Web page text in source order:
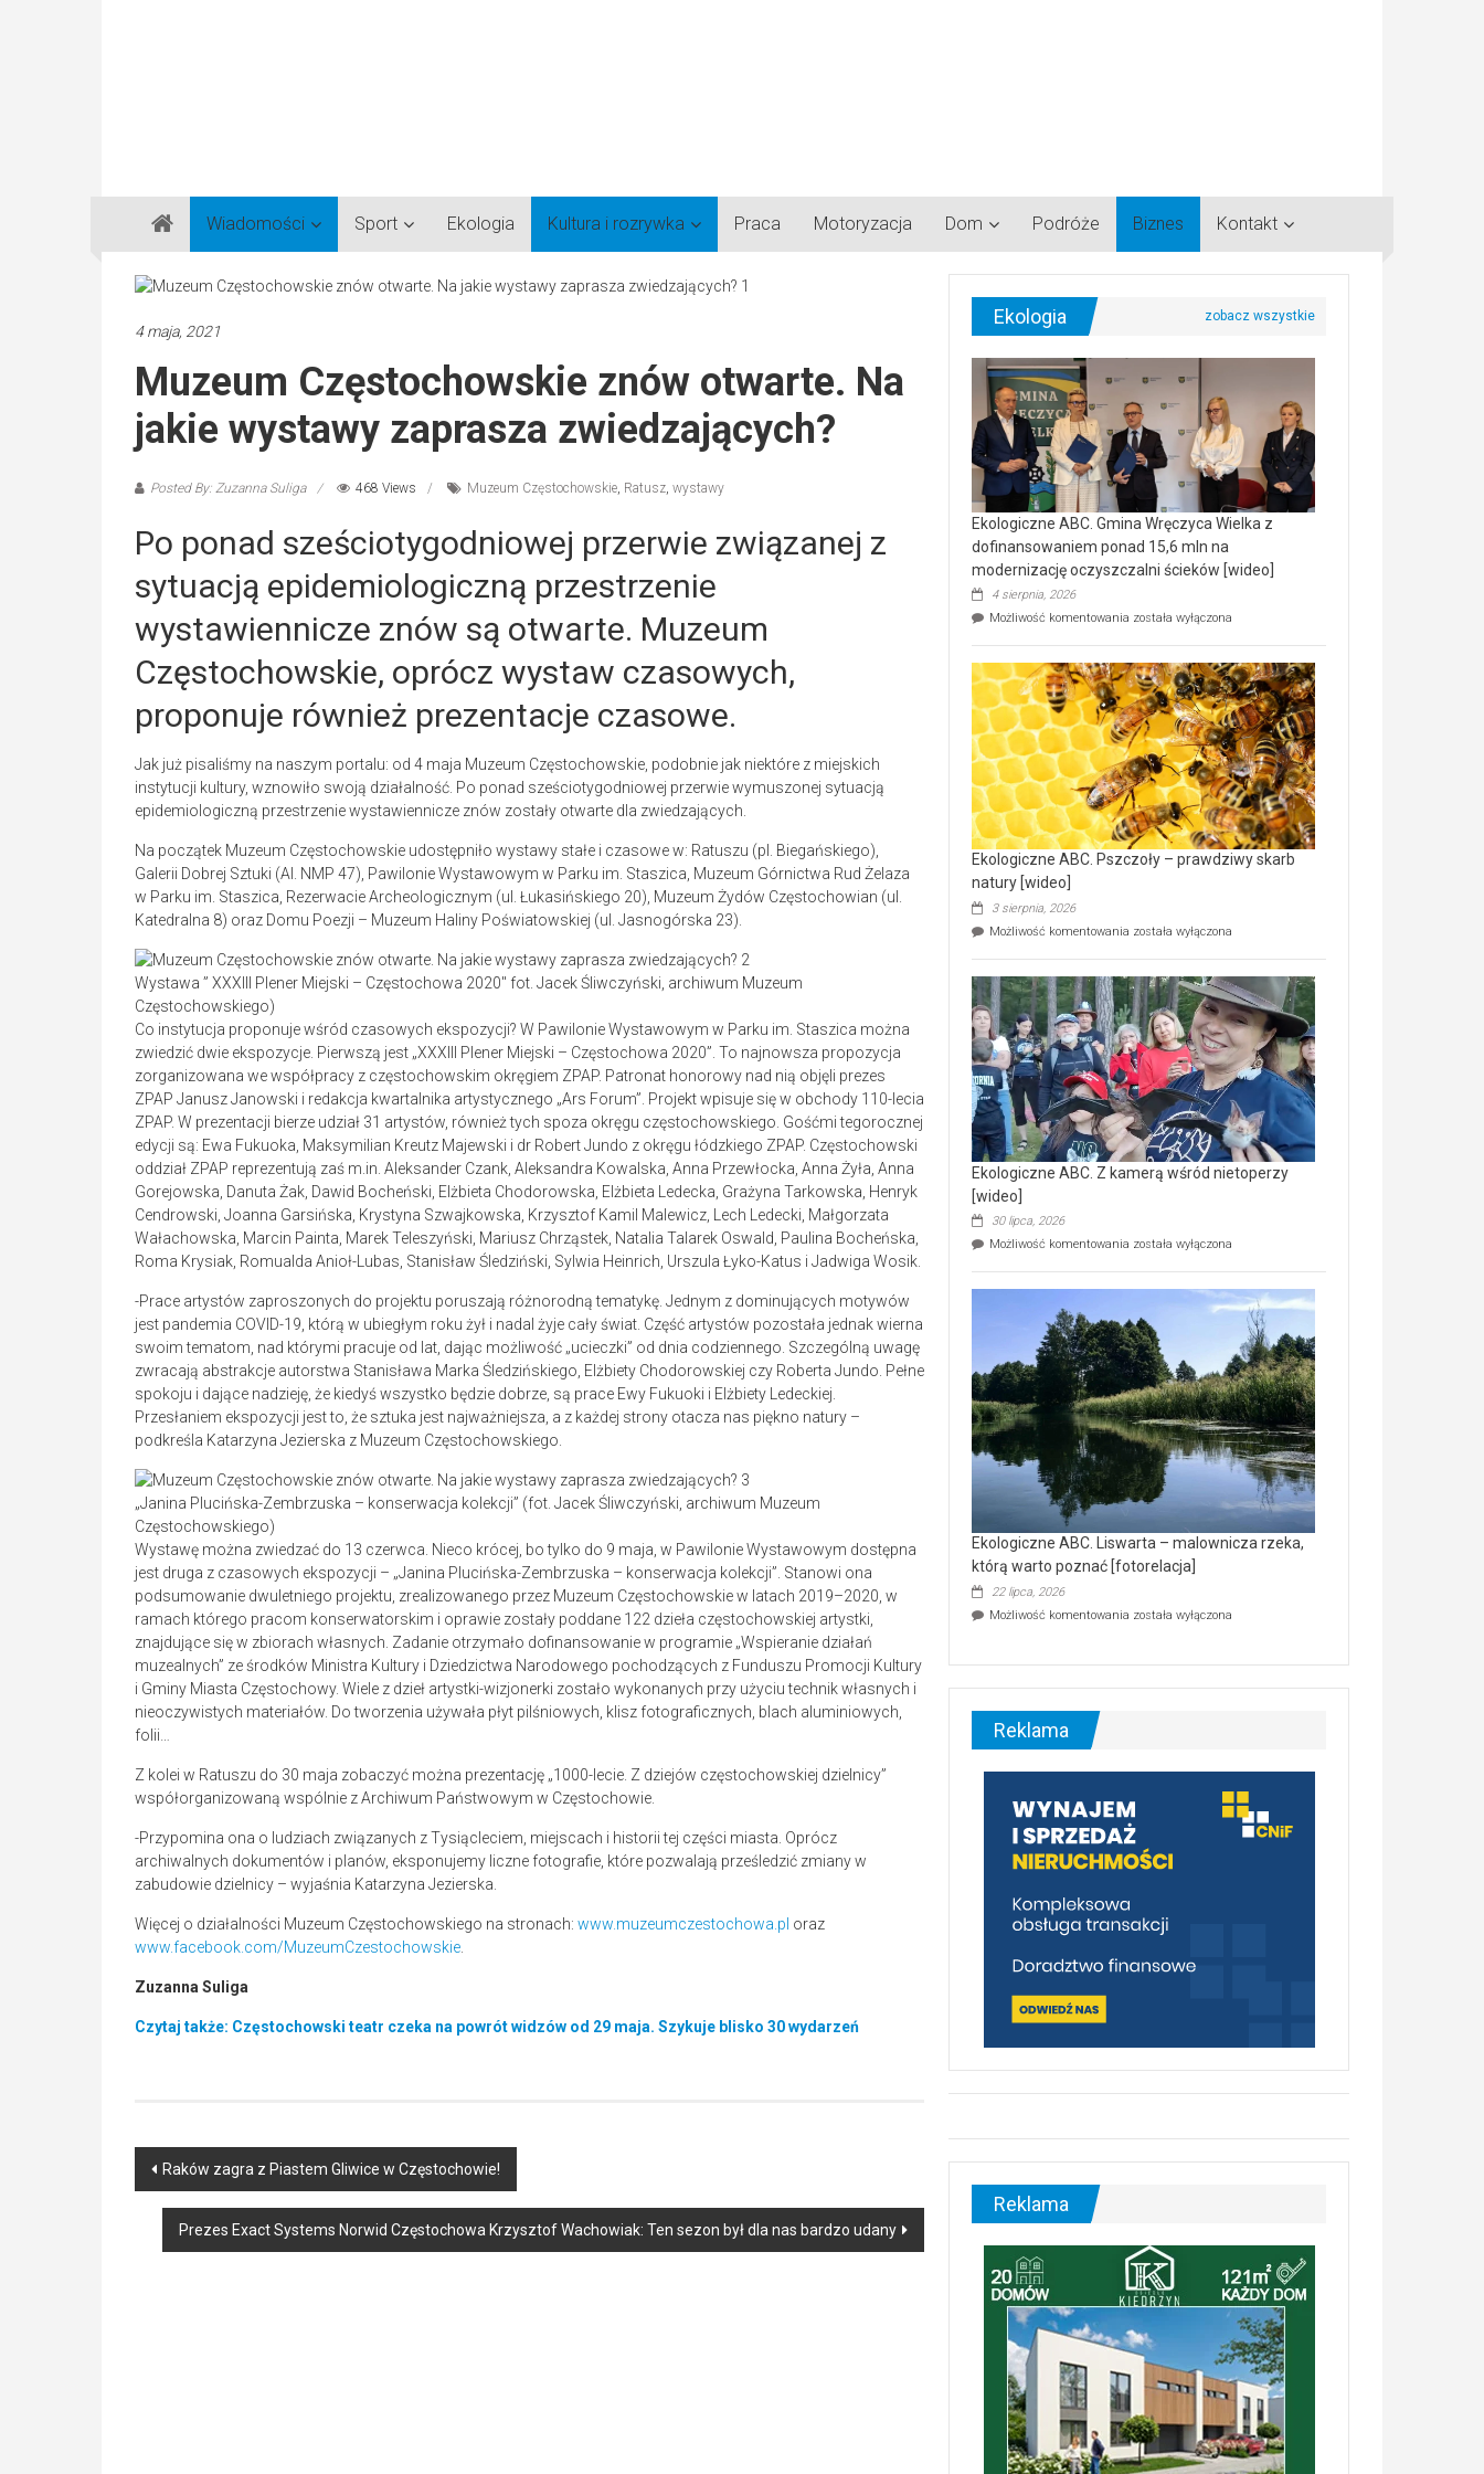
Gazeta
Regionalna
Częstochowa,
Lubliniec,
Wiadomości Sport Ekologia Kultura i rozrywka Praca Motoryzacja Dom Podróże Biznes Kontakt
4 maja, 2021
Muzeum Częstochowskie znów otwarte. Na
jakie wystawy zaprasza zwiedzających?
Posted By: Zuzanna Suliga 468 Views Muzeum Częstochowskie, Ratusz, wystawy
Po ponad sześciotygodniowej przerwie związanej z
sytuacją epidemiologiczną przestrzenie
wystawiennicze znów są otwarte. Muzeum
Częstochowskie, oprócz wystaw czasowych,
proponuje również prezentacje czasowe.
Jak już pisaliśmy na naszym portalu: od 4 maja Muzeum Częstochowskie, podobnie jak niektóre z miejskich
instytucji kultury, wznowiło swoją działalność. Po ponad sześciotygodniowej przerwie wymuszonej sytuacją
epidemiologiczną przestrzenie wystawiennicze znów zostały otwarte dla zwiedzających.
Na początek Muzeum Częstochowskie udostępniło wystawy stałe i czasowe w: Ratuszu (pl. Biegańskiego),
Galerii Dobrej Sztuki (Al. NMP 47), Pawilonie Wystawowym w Parku im. Staszica, Muzeum Górnictwa Rud Żelaza
w Parku im. Staszica, Rezerwacie Archeologicznym (ul. Łukasińskiego 20), Muzeum Żydów Częstochowian (ul.
Katedralna 8) oraz Domu Poezji – Muzeum Haliny Poświatowskiej (ul. Jasnogórska 23).
Wystawa ” XXXIII Plener Miejski – Częstochowa 2020″ fot. Jacek Śliwczyński, archiwum Muzeum
Częstochowskiego)
Co instytucja proponuje wśród czasowych ekspozycji? W Pawilonie Wystawowym w Parku im. Staszica można
zwiedzić dwie ekspozycje. Pierwszą jest „XXXIII Plener Miejski – Częstochowa 2020”. To najnowsza propozycja
zorganizowana we współpracy z częstochowskim okręgiem ZPAP. Patronat honorowy nad nią objęli prezes
ZPAP Janusz Janowski i redakcja kwartalnika artystycznego „Ars Forum”. Projekt wpisuje się w obchody 110-lecia
ZPAP. W prezentacji bierze udział 31 artystów, również tych spoza okręgu częstochowskiego. Gośćmi tegorocznej
edycji są: Ewa Fukuoka, Maksymilian Kreutz Majewski i dr Robert Jundo z okręgu łódzkiego ZPAP. Częstochowski
oddział ZPAP reprezentują zaś m.in. Aleksander Czank, Aleksandra Kowalska, Anna Przewłocka, Anna Żyła, Anna
Gorejowska, Danuta Żak, Dawid Bocheński, Elżbieta Chodorowska, Elżbieta Ledecka, Grażyna Tarkowska, Henryk
Cendrowski, Joanna Garsińska, Krystyna Szwajkowska, Krzysztof Kamil Malewicz, Lech Ledecki, Małgorzata
Wałachowska, Marcin Painta, Marek Teleszyński, Mariusz Chrząstek, Natalia Talarek Oswald, Paulina Bocheńska,
Roma Krysiak, Romualda Anioł-Lubas, Stanisław Śledziński, Sylwia Heinrich, Urszula Łyko-Katus i Jadwiga Wosik.
-Prace artystów zaproszonych do projektu poruszają różnorodną tematykę. Jednym z dominujących motywów
jest pandemia COVID-19, którą w ubiegłym roku żył i nadal żyje cały świat. Część artystów pozostała jednak wierna
swoim tematom, nad którymi pracuje od lat, dając możliwość „ucieczki” od dnia codziennego. Szczególną uwagę
zwracają abstrakcje autorstwa Stanisława Marka Śledzińskiego, Elżbiety Chodorowskiej czy Roberta Jundo. Pełne
spokoju i dające nadzieję, że kiedyś wszystko będzie dobrze, są prace Ewy Fukuoki i Elżbiety Ledeckiej.
Przesłaniem ekspozycji jest to, że sztuka jest najważniejsza, a z każdej strony otacza nas piękno natury –
podkreśla Katarzyna Jezierska z Muzeum Częstochowskiego.
„Janina Plucińska-Zembrzuska – konserwacja kolekcji” (fot. Jacek Śliwczyński, archiwum Muzeum
Częstochowskiego)
Wystawę można zwiedzać do 13 czerwca. Nieco krócej, bo tylko do 9 maja, w Pawilonie Wystawowym dostępna
jest druga z czasowych ekspozycji – „Janina Plucińska-Zembrzuska – konserwacja kolekcji”. Stanowi ona
podsumowanie dwuletniego projektu, zrealizowanego przez Muzeum Częstochowskie w latach 2019–2020, w
ramach którego pracom konserwatorskim i oprawie zostały poddane 122 dzieła częstochowskiej artystki,
znajdujące się w zbiorach własnych. Zadanie otrzymało dofinansowanie w programie „Wspieranie działań
muzealnych” ze środków Ministra Kultury i Dziedzictwa Narodowego pochodzących z Funduszu Promocji Kultury
i Gminy Miasta Częstochowy. Wiele z dzieł artystki-wizjonerki zostało wykonanych przy użyciu technik własnych i
nieoczywistych materiałów. Do tworzenia używała płyt pilśniowych, klisz fotograficznych, blach aluminiowych,
folii…
Z kolei w Ratuszu do 30 maja zobaczyć można prezentację „1000-lecie. Z dziejów częstochowskiej dzielnicy”
współorganizowaną wspólnie z Archiwum Państwowym w Częstochowie.
-Przypomina ona o ludziach związanych z Tysiącleciem, miejscach i historii tej części miasta. Oprócz
archiwalnych dokumentów i planów, eksponujemy liczne fotografie, które pozwalają prześledzić zmiany w
zabudowie dzielnicy – wyjaśnia Katarzyna Jezierska.
Więcej o działalności Muzeum Częstochowskiego na stronach: www.muzeumczestochowa.pl oraz
www.facebook.com/MuzeumCzestochowskie.
Zuzanna Suliga
Czytaj także: Częstochowski teatr czeka na powrót widzów od 29 maja. Szykuje blisko 30 wydarzeń
Post
navigation
Raków zagra z Piastem Gliwice w Częstochowie!
Prezes Exact Systems Norwid Częstochowa Krzysztof Wachowiak: Ten sezon był dla nas bardzo udany
Ekologia
Ekologiczne ABC. Gmina Wręczyca Wielka z
dofinansowaniem ponad 15,6 mln na
modernizację oczyszczalni ścieków [wideo]
4 sierpnia, 2026
Możliwość komentowania Ekologiczne
Wręczyca
Wielka
z
dofinansowaniem
ponad
15,6
mln
na
modernizację
oczyszczalni
ścieków
[wideo]
została wyłączona
Ekologiczne ABC. Pszczoły – prawdziwy skarb
natury [wideo]
3 sierpnia, 2026
Możliwość komentowania Ekologiczne
–
prawdziwy
skarb
natury
[wideo]
została wyłączona
Ekologiczne ABC. Z kamerą wśród nietoperzy
[wideo]
30 lipca, 2026
Możliwość komentowania Ekologiczne
wśród
nietoperzy
[wideo]
została wyłączona
Ekologiczne ABC. Liswarta – malownicza rzeka,
którą warto poznać [fotorelacja]
22 lipca, 2026
Możliwość komentowania Ekologiczne
–
malownicza
[fotorelacja]
została wyłączona
Reklama
Reklama